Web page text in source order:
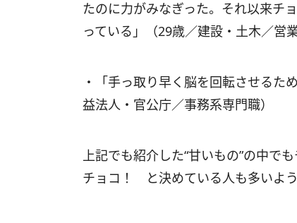
たのに力がみなぎった。それ以来チ
っている」（29歳／建設・土木／営業
・「手っ取り早く脳を回転させるた
益法人・官公庁／事務系専門職）
上記でも紹介した“甘いもの”の中で
チョコ！ と決めている人も多いよう